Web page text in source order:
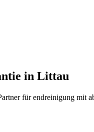
in Littau
fürendreinigung mit